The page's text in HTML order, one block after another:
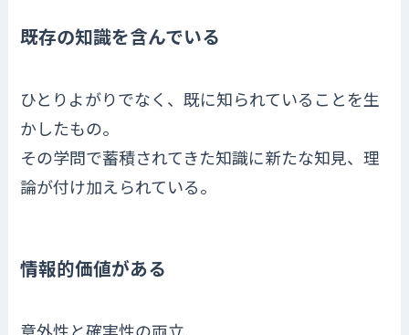
既存の知識を含んでいる
ひとりよがりでなく、既に知られていることを生
かしたもの。
その学問で蓄積されてきた知識に新たな知見、理
論が付け加えられている。
情報的価値がある